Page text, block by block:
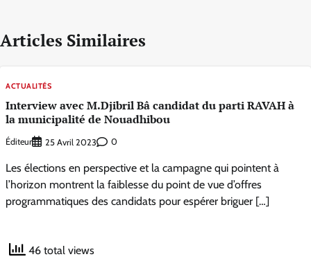
Articles Similaires
ACTUALITÉS
Interview avec M.Djibril Bâ candidat du parti RAVAH à
la municipalité de Nouadhibou
Éditeur 25 Avril 2023 0
Les élections en perspective et la campagne qui pointent à
l’horizon montrent la faiblesse du point de vue d’offres
programmatiques des candidats pour espérer briguer […]
46 total views